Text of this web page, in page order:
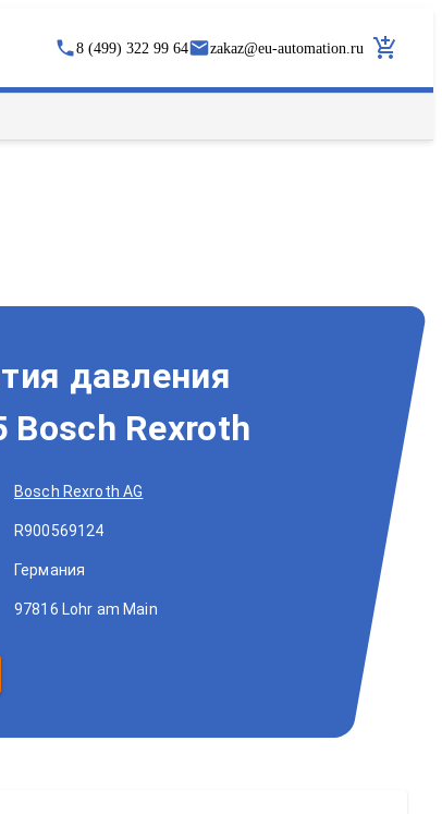
8 (499) 322 99 64 zakaz@eu-automation.ru
давления
Bosch Rexroth
Bosch Rexroth AG
R900569124
Германия
97816 Lohr am Main